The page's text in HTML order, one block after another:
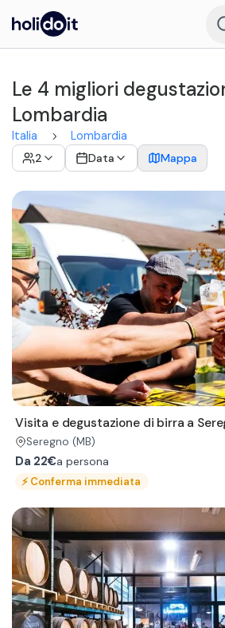
Le 4 migliori
Lombardia
Italia
Lombardia
2
Data Mappa
Visita e degustazione di birra a
Seregno (MB)
Da 22€a persona
⚡Conferma immediata